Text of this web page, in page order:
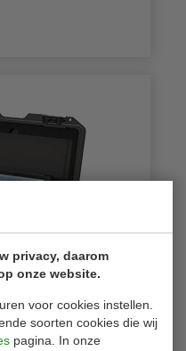
privacy, daarom
onze website.
voor cookies instellen.
soorten cookies die wij
pagina. In onze